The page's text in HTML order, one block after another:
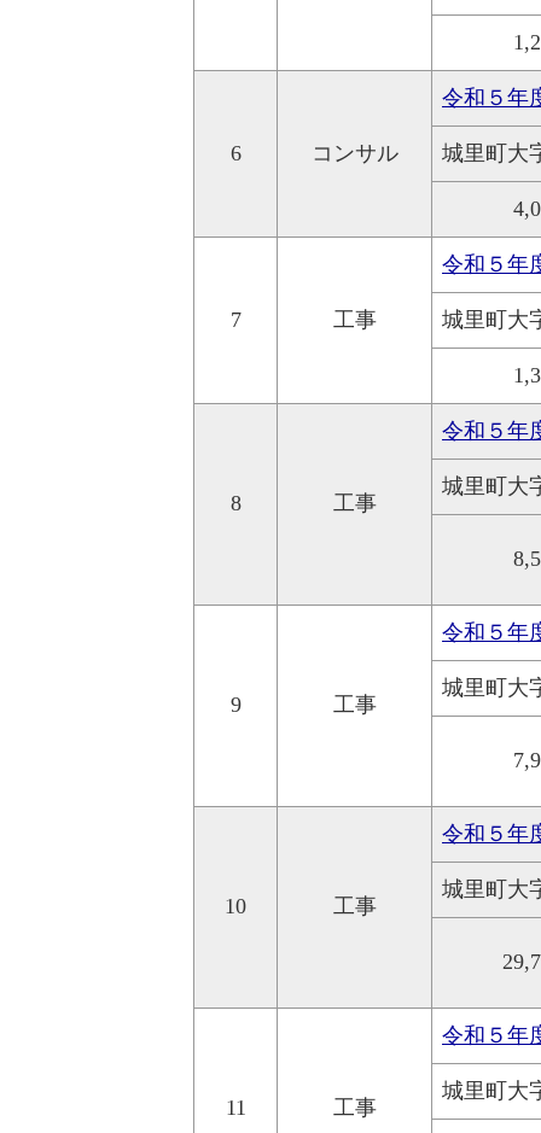
6 コンサル
令和５年
城里町
7 工事
令和５年
城里町大
8 工事
令和５年
城里町大
9 工事
令和５年
城里町
10 工事
令和５年
城里町
11 工事
令和５年
城里町大